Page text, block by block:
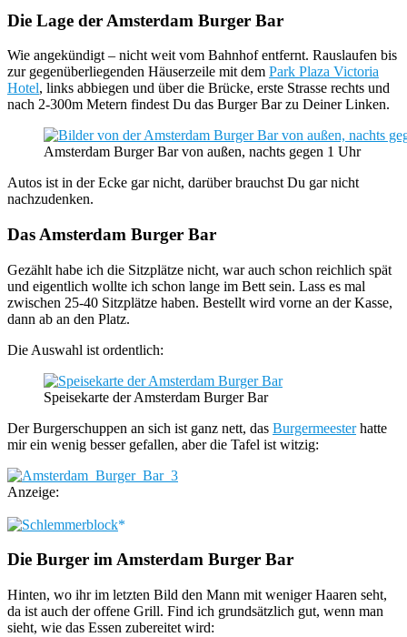
Die Lage der Amsterdam Burger Bar
Wie angekündigt – nicht weit vom Bahnhof entfernt. Rauslaufen bis
zur gegenüberliegenden Häuserzeile mit dem Park Plaza Victoria
Hotel, links abbiegen und über die Brücke, erste Strasse rechts und
nach 2-300m Metern findest Du das Burger Bar zu Deiner Linken.
Amsterdam Burger Bar von außen, nachts gegen 1 Uhr
Autos ist in der Ecke gar nicht, darüber brauchst Du gar nicht
nachzudenken.
Das Amsterdam Burger Bar
Gezählt habe ich die Sitzplätze nicht, war auch schon reichlich spät
und eigentlich wollte ich schon lange im Bett sein. Lass es mal
zwischen 25-40 Sitzplätze haben. Bestellt wird vorne an der Kasse,
dann ab an den Platz.
Die Auswahl ist ordentlich:
Speisekarte der Amsterdam Burger Bar
Der Burgerschuppen an sich ist ganz nett, das Burgermeesterhatte
mir ein wenig besser gefallen, aber die Tafel ist witzig:
Anzeige:
Die Burger im Amsterdam Burger Bar
Hinten, wo ihr im letzten Bild den Mann mit weniger Haaren seht,
da ist auch der offene Grill. Find ich grundsätzlich gut, wenn man
sieht, wie das Essen zubereitet wird: